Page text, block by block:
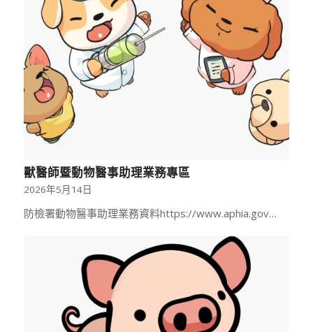
獸醫師暨動物醫事助理業務專區
2026年5月14日
防檢署動物醫事助理業務資料https://www.aphia.gov…